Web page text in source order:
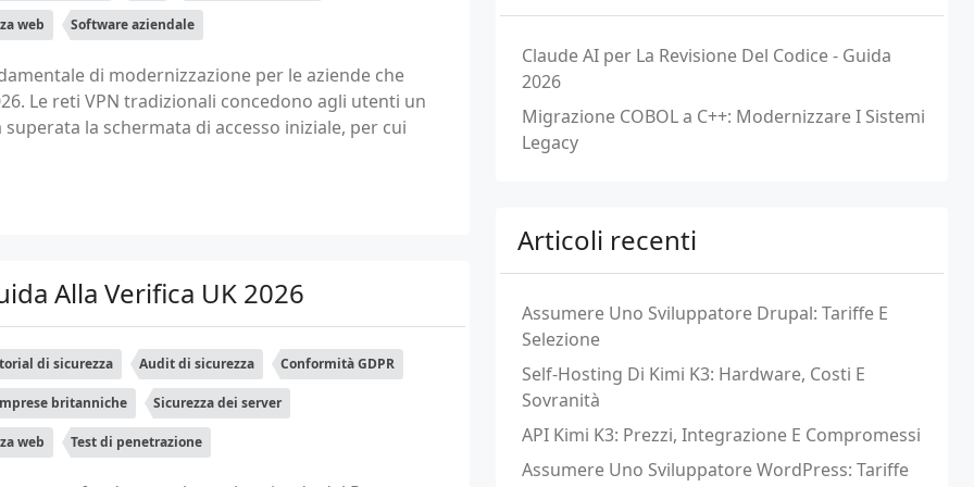
web Software aziendale
di modernizzazione per le aziende che
Le reti VPN tradizionali concedono agli utenti un
la schermata di accesso iniziale, per cui
Alla Verifica UK 2026
di sicurezza Audit di sicurezza Conformità GDPR
britanniche Sicurezza dei server
web Test di penetrazione
Claude AI per La Revisione Del Codice - Guida
2026
Migrazione COBOL a C++: Modernizzare I Sistemi
Legacy
Articoli recenti
Assumere Uno Sviluppatore Drupal: Tariffe E
Selezione
Self-Hosting Di Kimi K3: Hardware, Costi E
Sovranità
API Kimi K3: Prezzi, Integrazione E Compromessi
Assumere Uno Sviluppatore WordPress: Tariffe